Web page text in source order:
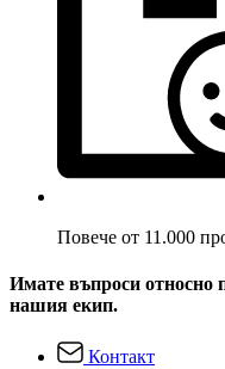
Повече от 11.000
Имате въпроси относно
нашия екип.
Контакт